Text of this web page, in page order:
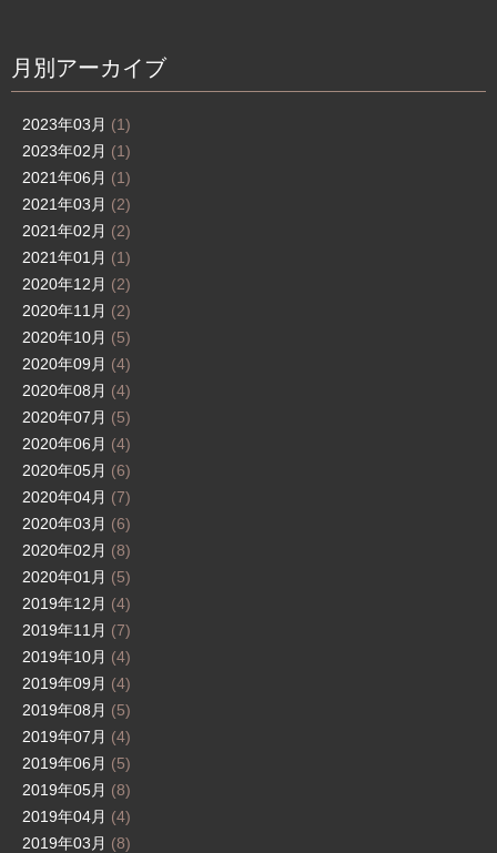
月別アーカイブ
2023年03月 (1)
2023年02月 (1)
2021年06月 (1)
2021年03月 (2)
2021年02月 (2)
2021年01月 (1)
2020年12月 (2)
2020年11月 (2)
2020年10月 (5)
2020年09月 (4)
2020年08月 (4)
2020年07月 (5)
2020年06月 (4)
2020年05月 (6)
2020年04月 (7)
2020年03月 (6)
2020年02月 (8)
2020年01月 (5)
2019年12月 (4)
2019年11月 (7)
2019年10月 (4)
2019年09月 (4)
2019年08月 (5)
2019年07月 (4)
2019年06月 (5)
2019年05月 (8)
2019年04月 (4)
2019年03月 (8)